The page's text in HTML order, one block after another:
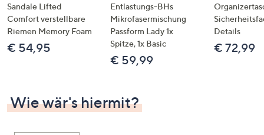
Sandale Lifted
Comfort verstellbare
Riemen Memory Foam
€ 54,95
Entlastungs-BHs
Mikrofasermischung
Passform Lady 1x
Spitze, 1x Basic
€ 59,99
Details
€ 72,99
Wie wär's hiermit?